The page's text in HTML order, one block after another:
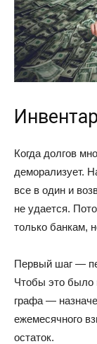
Когда долгов
деморализует.
все в один и
не удается.
только банкам,
Первый шаг —
Чтобы это было
графа —
ежемесячного
остаток.